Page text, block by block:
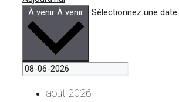
À venir À venir Sélectionnez une date.
août 2026